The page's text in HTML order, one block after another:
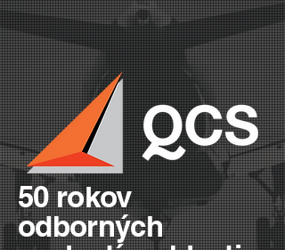
50 rokov
odborných